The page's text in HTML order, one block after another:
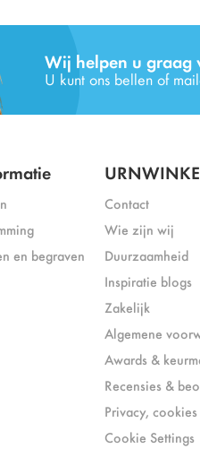
Wij helpen u graag
U kunt ons bellen of
en begraven
Contact
Wie zijn wij
Duurzaamheid
Inspiratie blogs
Zakelijk
Algemene
Awards &
Recensies &
Privacy,
Cookie Settings